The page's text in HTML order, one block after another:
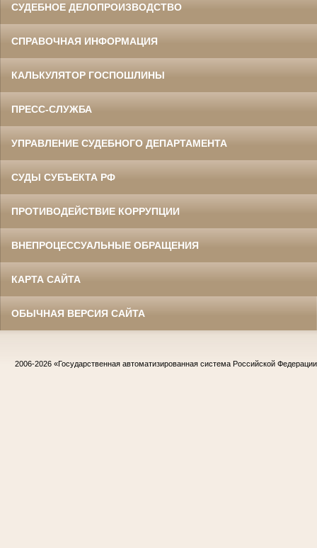
СУДЕБНОЕ ДЕЛОПРОИЗВОДСТВО
СПРАВОЧНАЯ ИНФОРМАЦИЯ
КАЛЬКУЛЯТОР ГОСПОШЛИНЫ
ПРЕСС-СЛУЖБА
УПРАВЛЕНИЕ СУДЕБНОГО ДЕПАРТАМЕНТА
СУДЫ СУБЪЕКТА РФ
ПРОТИВОДЕЙСТВИЕ КОРРУПЦИИ
ВНЕПРОЦЕССУАЛЬНЫЕ ОБРАЩЕНИЯ
КАРТА САЙТА
ОБЫЧНАЯ ВЕРСИЯ САЙТА
2006-2026 «Государственная автоматизированная система Российской